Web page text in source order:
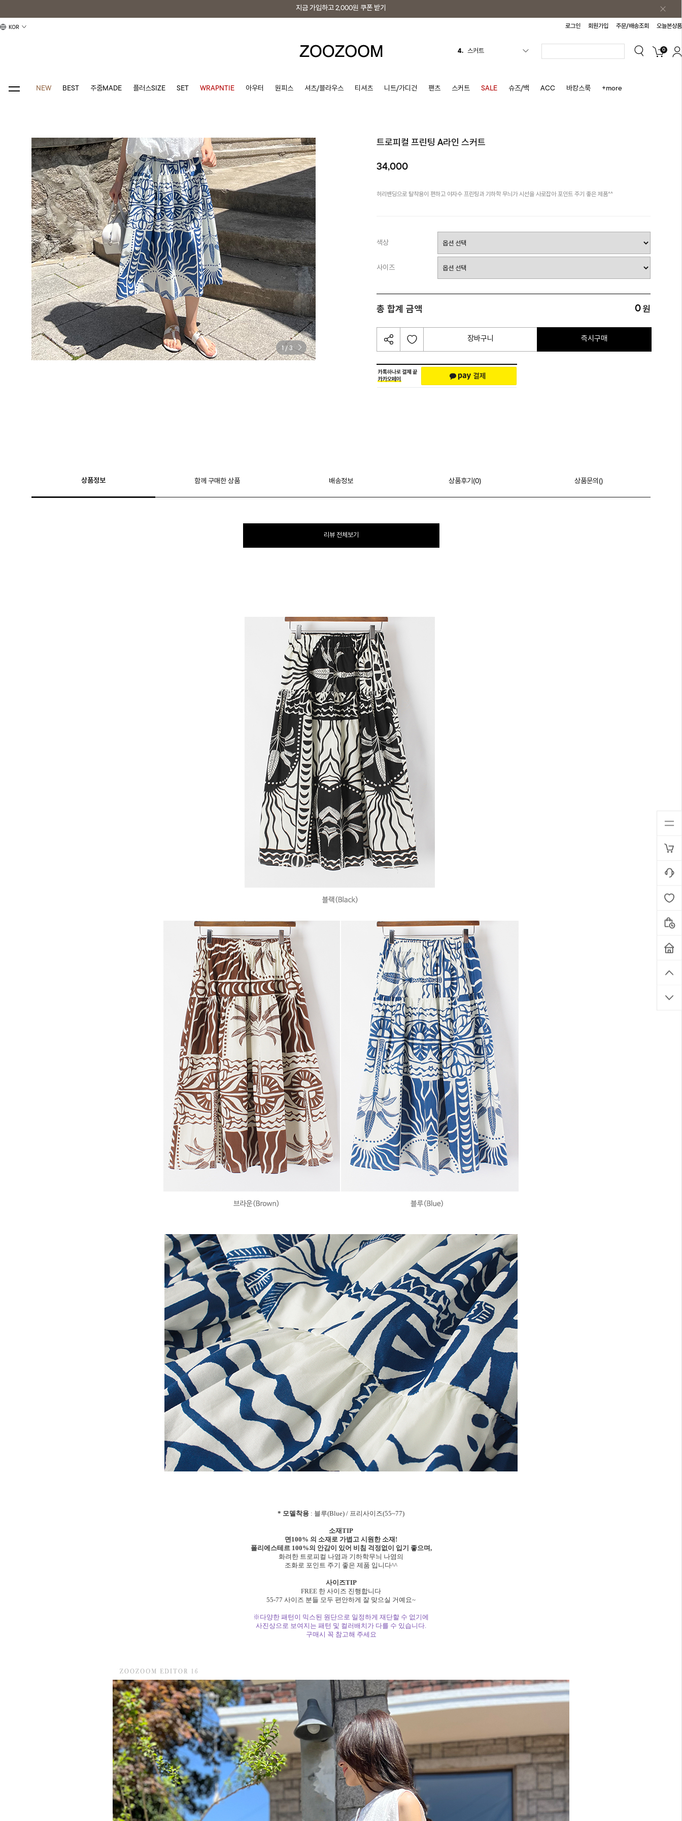
지금 가입하고 2,000원 쿠폰 받기
KOR 로그인 회원가입 주문/배송조회 오늘본상품
5. 반바지
7.
1. 원피스
4. 스커트
0
NEW BEST 주줌MADE 플러스SIZE SET WRAPNTIE 아우터 원피스 셔츠/블라우스 티셔츠 니트/가디건 팬츠 스커트 SALE 슈즈/백 ACC 바캉스룩 +more
1 /3
트로피컬 프린팅 A라인 스커트
34,000
허리밴딩으로 탈착용이 편하고 야자수 프린팅과 기하학 무늬가 시선을 사로잡아 포인트 주기 좋은 제품^^
색상
사이즈
총 합계 금액 0원
장바구니 즉시구매
상품정보 함께 구매한 상품 배송정보 상품후기(0) 상품문의()
리뷰 전체보기
* 모델착용 : 블루(Blue) / 프리사이즈(55~77)
소재TIP
면100% 의 소재로 가볍고 시원한 소재!
폴리에스테르 100%의 안감이 있어 비침 걱정없이 입기 좋으며,
화려한 트로피컬 나염과 기하학무늬 나염의
조화로 포인트 주기 좋은 제품 입니다^^
사이즈TIP
FREE 한 사이즈 진행합니다
55-77 사이즈 분들 모두 편안하게 잘 맞으실 거예요~
※다양한 패턴이 믹스된 원단으로 일정하게 재단할 수 없기에
사진상으로 보여지는 패턴 및 컬러배치가 다를 수 있습니다.
구매시 꼭 참고해 주세요